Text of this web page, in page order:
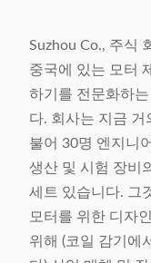
Suzhou Co., 주식
중국에 있는 모터
하기를 전문화하
다. 회사는 지금 거
불어 30명 엔지니
생산 및 시험 장비
세트 있습니다. 그
모터를 위한 디자
위해 (코일 감기에